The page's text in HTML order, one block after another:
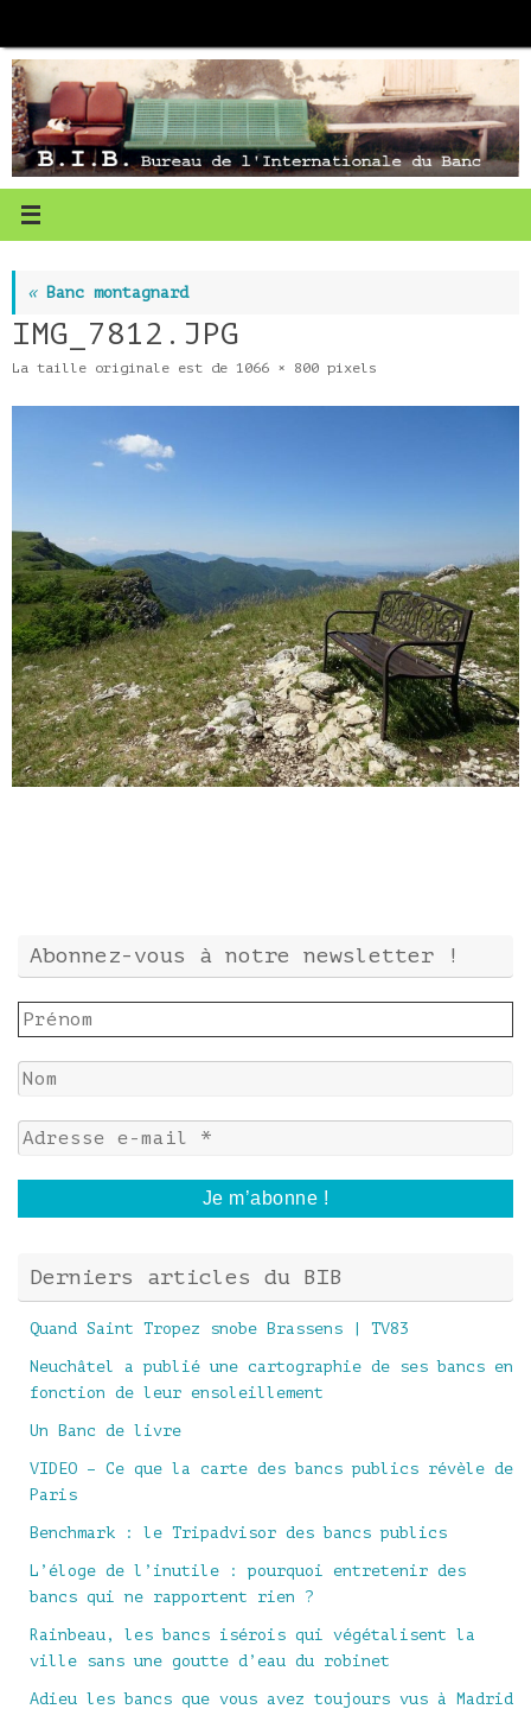
contenu
«Banc montagnard
IMG_7812.JPG
La taille originale est de 1066 × 800 pixels
Abonnez-vous à notre newsletter !
Derniers articles du BIB
Quand Saint Tropez snobe Brassens | TV83
Neuchâtel a publié une cartographie de ses bancs en
fonction de leur ensoleillement
Un Banc de livre
VIDEO – Ce que la carte des bancs publics révèle de
Paris
Benchmark : le Tripadvisor des bancs publics
L’éloge de l’inutile : pourquoi entretenir des
bancs qui ne rapportent rien ?
Rainbeau, les bancs isérois qui végétalisent la
ville sans une goutte d’eau du robinet
Adieu les bancs que vous avez toujours vus à Madrid